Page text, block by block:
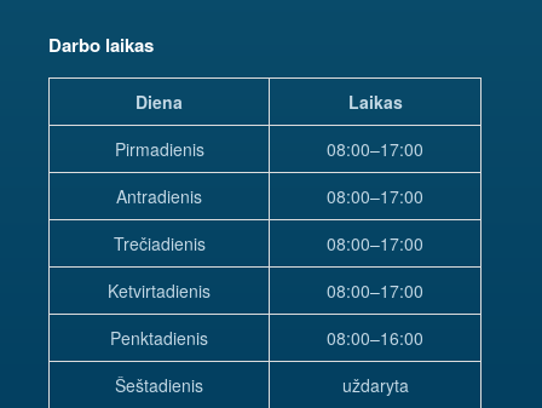
Darbo laikas
Diena
Laikas
Pirmadienis
08:00–17:00
Antradienis
08:00–17:00
Trečiadienis
08:00–17:00
Ketvirtadienis
08:00–17:00
Penktadienis
08:00–16:00
Šeštadienis
uždaryta